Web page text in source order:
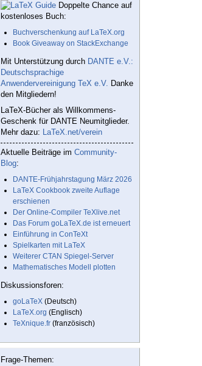
Doppelte Chance auf
kostenloses Buch:
Buchverschenkung auf LaTeX.org
Book Giveaway on StackExchange
Mit Unterstützung durch DANTE e.V.:
Deutschsprachige
Anwendervereinigung TeX e.V. Danke
den Mitgliedern!
LaTeX-Bücher als Willkommens-
Geschenk für DANTE Neumitglieder.
Mehr dazu: LaTeX.net/verein
Aktuelle Beiträge im Community-
Blog:
DANTE-Frühjahrstagung März 2026
LaTeX Cookbook zweite Auflage
erschienen
Der Online-Compiler TeXlive.net
Das Forum goLaTeX.de ist erneuert
Einführung in ConTeXt
Spielkarten mit LaTeX
Weiterer CTAN Spiegel-Server
Mathematisches Modell plotten
Diskussionsforen:
goLaTeX (Deutsch)
LaTeX.org (Englisch)
TeXnique.fr (französisch)
Frage-Themen: